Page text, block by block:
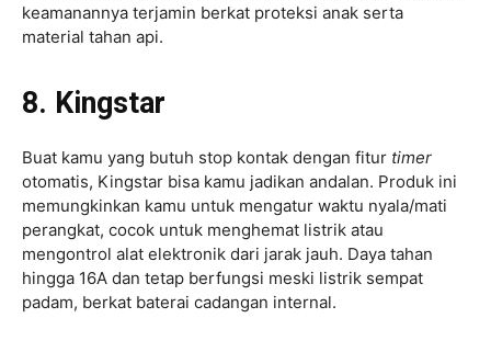
keamanannya terjamin berkat proteksi anak serta
material tahan api.
8. Kingstar
Buat kamu yang butuh stop kontak dengan fitur timer
otomatis, Kingstar bisa kamu jadikan andalan. Produk ini
memungkinkan kamu untuk mengatur waktu nyala/mati
perangkat, cocok untuk menghemat listrik atau
mengontrol alat elektronik dari jarak jauh. Daya tahan
hingga 16A dan tetap berfungsi meski listrik sempat
padam, berkat baterai cadangan internal.